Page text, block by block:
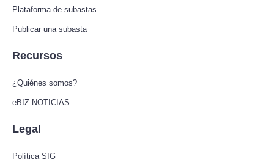
Plataforma de subastas
Publicar una subasta
Recursos
¿Quiénes somos?
eBIZ NOTICIAS
Legal
Política SIG